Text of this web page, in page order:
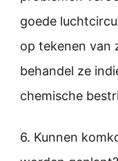
goede
op tekenen van
behandel ze
chemische
6. Kunnen